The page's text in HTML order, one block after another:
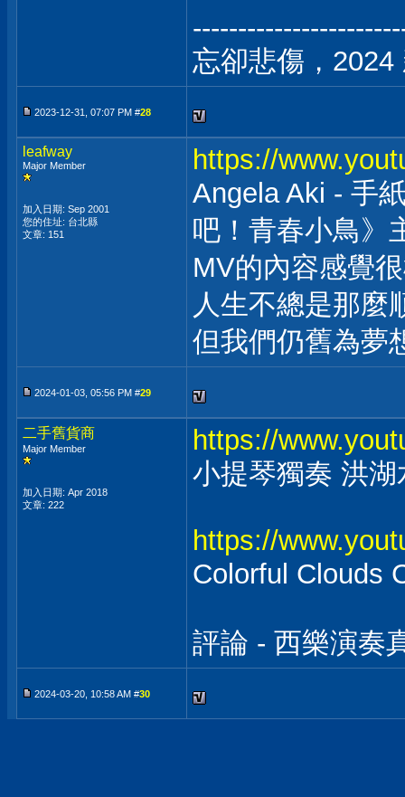
忘卻悲傷，2024
2023-12-31, 07:07 PM #28
leafway
Major Member
加入日期: Sep 2001
您的住址: 台北縣
文章: 151
https://
Angela Aki - 手
吧！青春小鳥》
MV的內容感覺
人生不總是那麼
但我們仍舊為夢
2024-01-03, 05:56 PM #29
二手舊貨商
Major Member
加入日期: Apr 2018
文章: 222
https://
小提琴獨奏 洪湖
https://
Colorful Clouds
評論 - 西樂演奏
2024-03-20, 10:58 AM #30